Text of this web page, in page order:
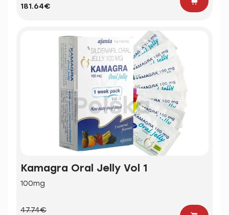
181.64€
Kamagra Oral Jelly Vol 1
100mg
47.74€